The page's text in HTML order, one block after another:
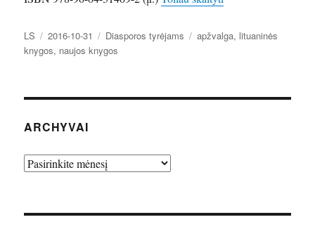
Autorius
LS Paskelbta
2016-10-31 Kategorijos
Diasporos tyrėjams Žymos
apžvalga, lituaninės
knygos, naujos knygos
ARCHYVAI
Archyvai